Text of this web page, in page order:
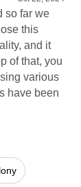
so far we
this
and it
of that, you
various
have been